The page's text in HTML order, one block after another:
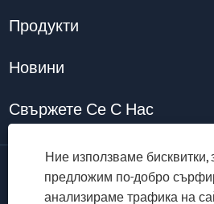
Продукти
Новини
Свържете Се С Нас
Авторско право © 2026 Taili
запазени.
Ние използваме бисквитки,
предложим по-добро
анализираме трафика на